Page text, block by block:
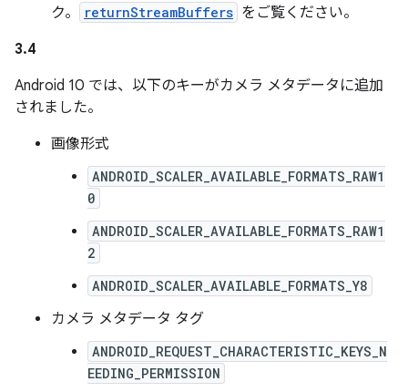
ク。
returnStreamBuffers をご覧ください。
3.4
Android 10 では、以下のキーがカメラ メタデータに追加
されました。
画像形式
ANDROID_SCALER_AVAILABLE_FORMATS_RAW1
0
ANDROID_SCALER_AVAILABLE_FORMATS_RAW1
2
ANDROID_SCALER_AVAILABLE_FORMATS_Y8
カメラ メタデータ タグ
ANDROID_REQUEST_CHARACTERISTIC_KEYS_N
EEDING_PERMISSION